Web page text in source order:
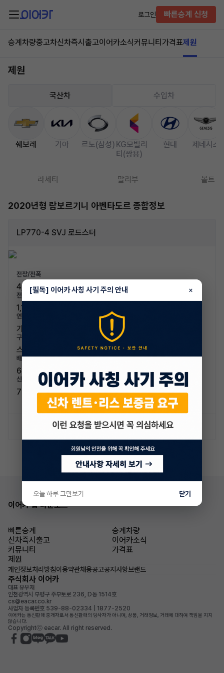
로그인 빠른승계 신청
승계차량중고차신차즉시출고이어카소식커뮤니티 가격표제원
제원
국산차 수입차
쉐보레 기아 르노(삼성) KG모빌리
티(쌍용)
현대 제네시스
라세티 말리부 볼트
2020년형 람보르기니 아벤타도르 종합정보
LP770-4 SVJ 로드스터
전장/전폭
4,943mm / 2,098mm
전고/축고
1,136mm / 2,700mm
연료/연비
가솔린 / 4.4km/L (5등급)
구분/좌석
스포츠카 / 2인승
배기량
6498cc
신차가격
758,470,000원
신차 문의하기 승계 리스트
이어카 앱 다운로드
빠른승계
승계차량
신차즉시출고
이어카소식
커뮤니티
가격표
제원
개인정보처리방침이용약관채용공고공지사항브랜드
주식회사 이어카
대표 유우재
인천광역시 부평구 주부토로 236, D동 1514호
cs@eacar.co.kr
사업자 등록번호 539-88-02334 | 1877-2520
이어카는 통신판매 중개자로서 통신판매의 당사자가 아니며, 상품, 거래정보, 거래에 대하여 책임을 지지
않습니다.
Copyrightⓒ eacar. All right reserved.
[필독] 이어카 사칭 사기 주의 안내 ×
오늘 하루 그만보기 닫기